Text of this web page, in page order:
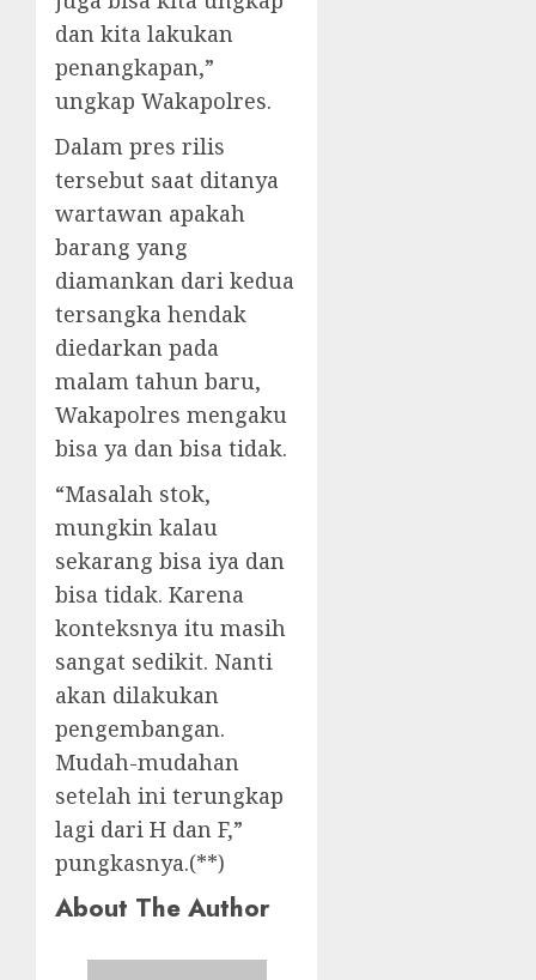
dan kita lakukan
penangkapan,”
ungkap Wakapolres.
Dalam pres rilis
tersebut saat ditanya
wartawan apakah
barang yang
diamankan dari kedua
tersangka hendak
diedarkan pada
malam tahun baru,
Wakapolres mengaku
bisa ya dan bisa tidak.
“Masalah stok,
mungkin kalau
sekarang bisa iya dan
bisa tidak. Karena
konteksnya itu masih
sangat sedikit. Nanti
akan dilakukan
pengembangan.
Mudah-mudahan
setelah ini terungkap
lagi dari H dan F,”
pungkasnya.(**)
About The Author